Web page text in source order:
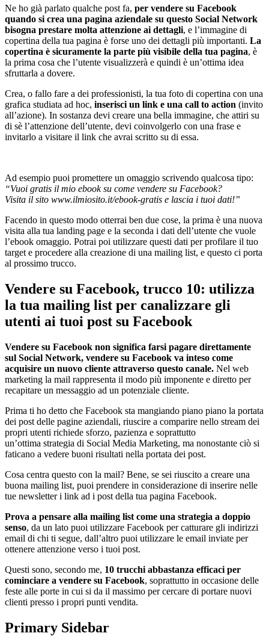
Ne ho già parlato qualche post fa, per vendere su Facebook
quando si crea una pagina aziendale su questo Social Network
bisogna prestare molta attenzione ai dettagli, e l’immagine di
copertina della tua pagina è forse uno dei dettagli più importanti. La
copertina è sicuramente la parte più visibile della tua pagina, è
la prima cosa che l’utente visualizzerà e quindi è un’ottima idea
sfruttarla a dovere.
Crea, o fallo fare a dei professionisti, la tua foto di copertina con una
grafica studiata ad hoc, inserisci un link e una call to action (invito
all’azione). In sostanza devi creare una bella immagine, che attiri su
di sè l’attenzione dell’utente, devi coinvolgerlo con una frase e
invitarlo a visitare il link che avrai scritto su di essa.
Ad esempio puoi promettere un omaggio scrivendo qualcosa tipo:
“Vuoi gratis il mio ebook su come vendere su Facebook?
Visita il sito www.ilmiosito.it/ebook-gratis e lascia i tuoi dati!”
Facendo in questo modo otterrai ben due cose, la prima è una nuova
visita alla tua landing page e la seconda i dati dell’utente che vuole
l’ebook omaggio. Potrai poi utilizzare questi dati per profilare il tuo
target e procedere alla creazione di una mailing list, e questo ci porta
al prossimo trucco.
Vendere su Facebook, trucco 10: utilizza
la tua mailing list per canalizzare gli
utenti ai tuoi post su Facebook
Vendere su Facebook non significa farsi pagare direttamente
sul Social Network, vendere su Facebook va inteso come
acquisire un nuovo cliente attraverso questo canale. Nel web
marketing la mail rappresenta il modo più imponente e diretto per
recapitare un messaggio ad un potenziale cliente.
Prima ti ho detto che Facebook sta mangiando piano piano la portata
dei post delle pagine aziendali, riuscire a comparire nello stream dei
propri utenti richiede sforzo, pazienza e soprattutto
un’ottima strategia di Social Media Marketing, ma nonostante ciò si
faticano a vedere buoni risultati nella portata dei post.
Cosa centra questo con la mail? Bene, se sei riuscito a creare una
buona mailing list, puoi prendere in considerazione di inserire nelle
tue newsletter i link ad i post della tua pagina Facebook.
Prova a pensare alla mailing list come una strategia a doppio
senso, da un lato puoi utilizzare Facebook per catturare gli indirizzi
email di chi ti segue, dall’altro puoi utilizzare le email inviate per
ottenere attenzione verso i tuoi post.
Questi sono, secondo me, 10 trucchi abbastanza efficaci per
cominciare a vendere su Facebook, soprattutto in occasione delle
feste alle porte in cui si da il massimo per cercare di portare nuovi
clienti presso i propri punti vendita.
Primary Sidebar